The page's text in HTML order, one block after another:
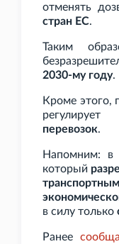
отменять
стран ЕС.
Таким
2030-му году.
Кроме этого,
регулирует
перевозок.
Напомним: в
который
в силу только
Ранее